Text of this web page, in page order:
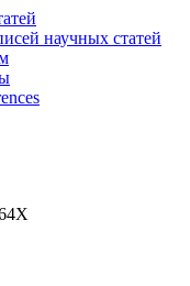
научных статей